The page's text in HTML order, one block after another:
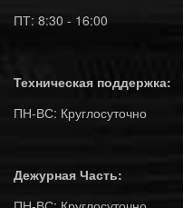
ПТ: 8:30 - 16:00
Техническая поддержка:
ПН-ВС: Круглосуточно
Дежурная Часть: